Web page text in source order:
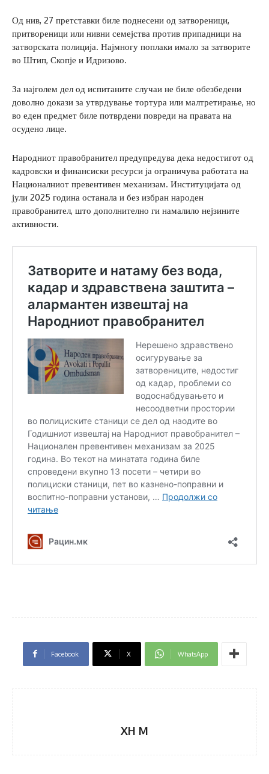
Од нив, 27 претставки биле поднесени од затвореници,
притвореници или нивни семејства против припадници на
затворската полиција. Најмногу поплаки имало за затворите
во Штип, Скопје и Идризово.
За најголем дел од испитаните случаи не биле обезбедени
доволно докази за утврдување тортура или малтретирање, но
во еден предмет биле потврдени повреди на правата на
осудено лице.
Народниот правобранител предупредува дека недостигот од
кадровски и финансиски ресурси ја ограничува работата на
Националниот превентивен механизам. Институцијата од
јули 2025 година останала и без избран народен
правобранител, што дополнително ги намалило нејзините
активности.
Facebook X WhatsApp
XH M